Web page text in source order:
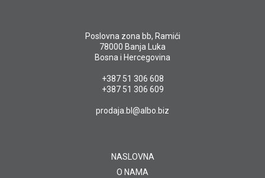
Poslovna zona bb, Ramići
78000 Banja Luka
Bosna i Hercegovina
+387 51 306 608
+387 51 306 609
prodaja.bl@albo.biz
NASLOVNA
O NAMA